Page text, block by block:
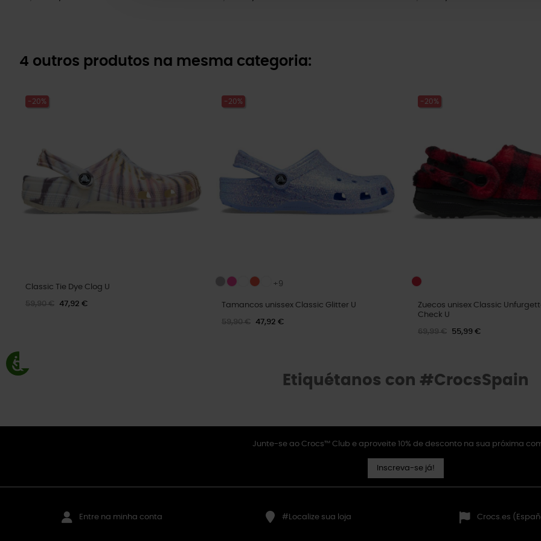
4 outros produtos na mesma categoria:
-20%
Classic Tie Dye Clog U
59,90 € 47,92 €
-20%
+9
Tamancos unissex Classic Glitter U
59,90 € 47,92 €
-20%
Zuecos unisex Classic
Check U
69,99 € 55,99 €
Etiquétanos con #CrocsSpain
Junte-se ao Crocs™ Club e aproveite 10% de desconto na sua próxima
Inscreva-se já!
Entre na minha conta #Localize sua loja Crocs.es